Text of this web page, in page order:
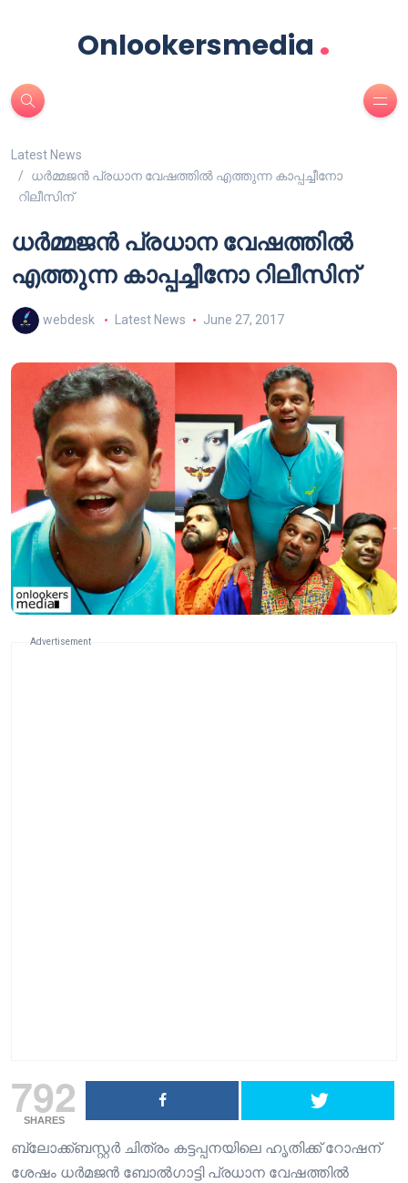
Onlookersmedia .
Latest News
ധര്‍മ്മജന്‍ പ്രധാന വേഷത്തില്‍ എത്തുന്ന കാപ്പച്ചീനോ
റിലീസിന്
ധര്‍മ്മജന്‍ പ്രധാന വേഷത്തില്‍
എത്തുന്ന കാപ്പച്ചീനോ റിലീസിന്
webdesk Latest News June 27, 2017
Advertisement
792
SHARES
ബ്ലോക്ക്ബസ്റ്റർ ചിത്രം കട്ടപ്പനയിലെ ഹൃതിക്ക് റോഷന്
ശേഷം ധർമജൻ ബോൽഗാട്ടി പ്രധാന വേഷത്തിൽ